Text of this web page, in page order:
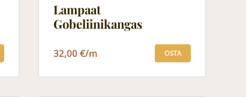
Lampaat
Gobeliinikangas
32,00 €/m OSTA